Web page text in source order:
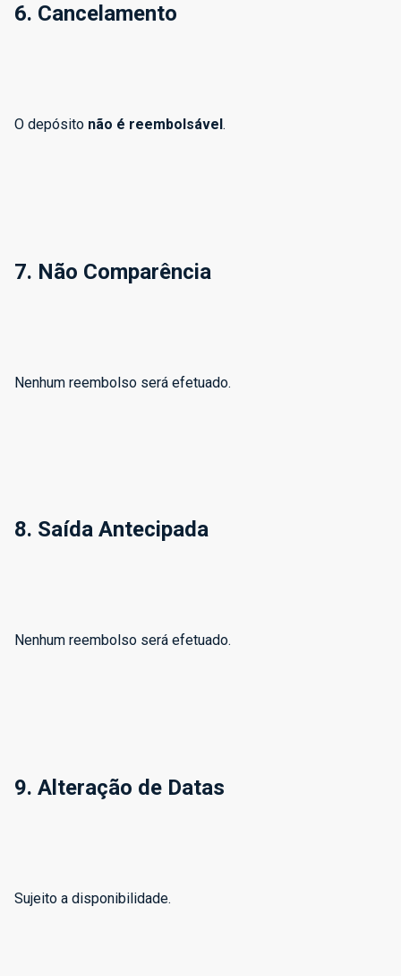
6. Cancelamento
O depósito não é reembolsável.
7. Não Comparência
Nenhum reembolso será efetuado.
8. Saída Antecipada
Nenhum reembolso será efetuado.
9. Alteração de Datas
Sujeito a disponibilidade.